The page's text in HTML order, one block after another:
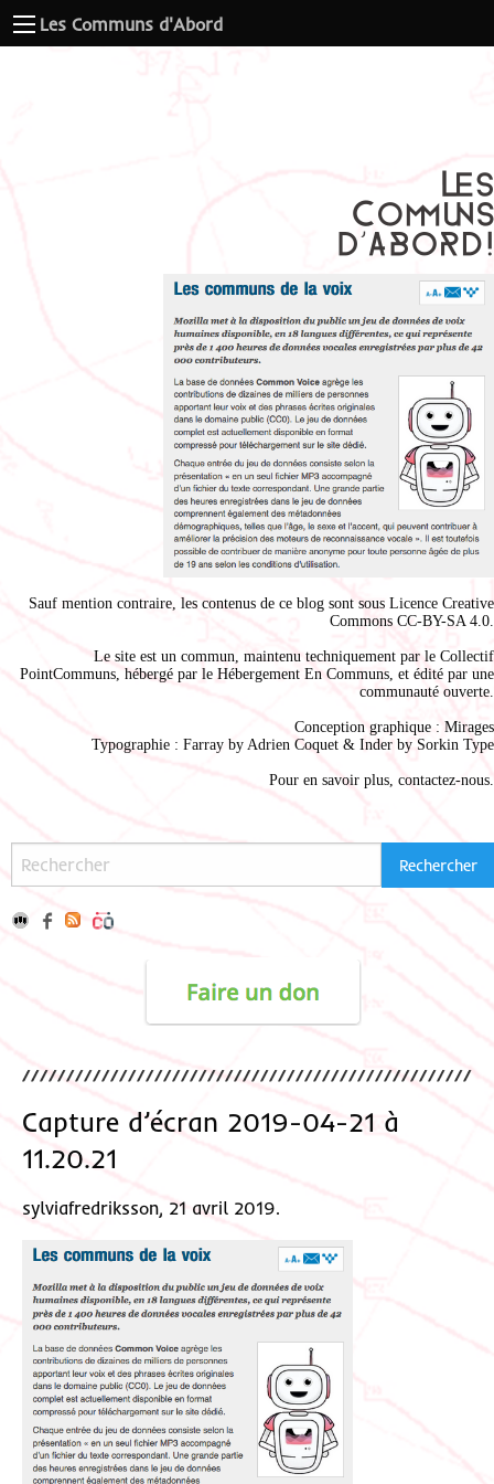
Les Communs d'Abord
Sauf mention contraire, les contenus de ce blog sont sous Licence Creative
Commons CC-BY-SA 4.0.
Le site est un commun, maintenu techniquement par le Collectif
PointCommuns, hébergé par le Hébergement En Communs, et édité par une
communauté ouverte.
Conception graphique : Mirages
Typographie : Farray by Adrien Coquet & Inder by Sorkin Type
Pour en savoir plus, contactez-nous.
Capture d’écran 2019-04-21 à
11.20.21
sylviafredriksson, 21 avril 2019.